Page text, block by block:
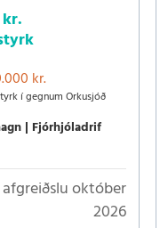
kr.
í gegnum Orkusjóð
Fjórhjóladrif
október
2026